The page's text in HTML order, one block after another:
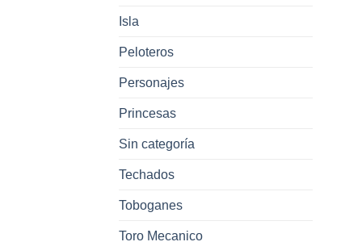
Isla
Peloteros
Personajes
Princesas
Sin categoría
Techados
Toboganes
Toro Mecanico